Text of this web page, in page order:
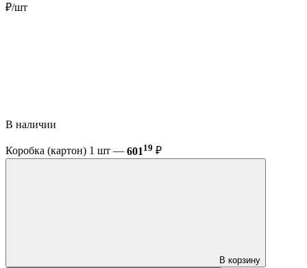
₽/шт
В наличии
Коробка (картон) 1 шт — 601 19 ₽
В корзину